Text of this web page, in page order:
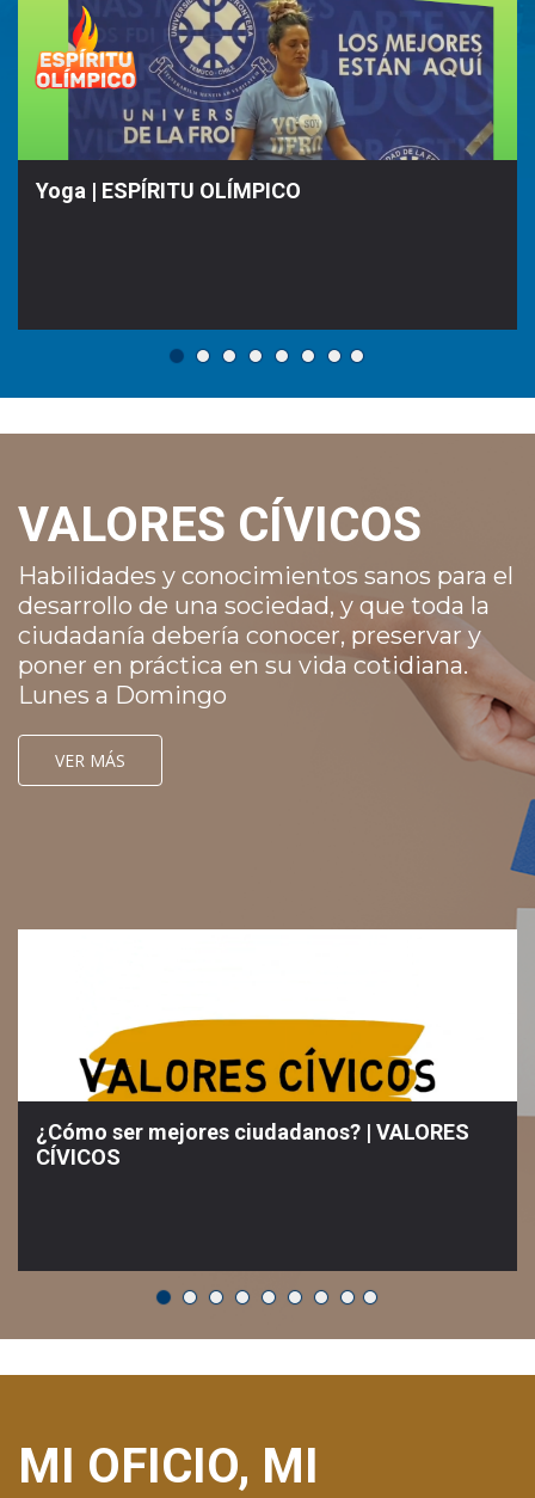
Yoga | ESPÍRITU OLÍMPICO
VALORES CÍVICOS
Habilidades y conocimientos sanos para el
desarrollo de una sociedad, y que toda la
ciudadanía debería conocer, preservar y
poner en práctica en su vida cotidiana.
Lunes a Domingo
VER MÁS
¿Cómo ser mejores ciudadanos? | VALORES
CÍVICOS
MI OFICIO, MI